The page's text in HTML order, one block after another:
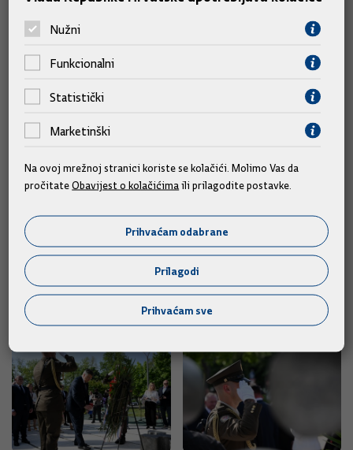
velikosrpskog Miloševićevog režima na Hrvatsku.
„Nisu to bili nikakvi vojni ciljevi koji bi se na bilo koji način
mogli opravdati, jer cijela agresija se, naravno, ne može
ali nažalost ovakve teške zločine nismo nikada doveli pravdi",
Nužni
Funkcionalni
Statistički
Marketinški
Na ovoj mrežnoj stranici koriste se kolačići. Molimo Vas da
pročitateObavijest o kolačićimaili prilagodite postavke.
Prihvaćam odabrane
Prilagodi
Prihvaćam sve